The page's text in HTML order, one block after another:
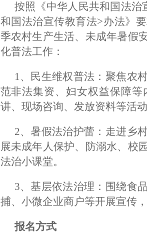
按照《中华人民共和国法
和国法治宣传教育法>办法》
季农村生产生活、未成年暑假
化普法工作：
1、民生维权普法：聚焦农
范非法集资、妇女权益保障
讲、现场咨询、发放资料等活
2、暑假法治护蕾：走进乡
展未成年人保护、防溺水、校
法治小课堂。
3、基层依法治理：围绕食
捕、小微企业商户等开展宣传
报名方式